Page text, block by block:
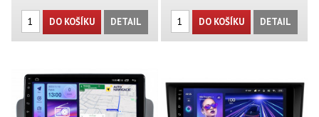
DO KOŠÍKU DETAIL DO KOŠÍKU DETAIL